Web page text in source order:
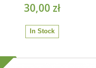
30,00 zł
In Stock